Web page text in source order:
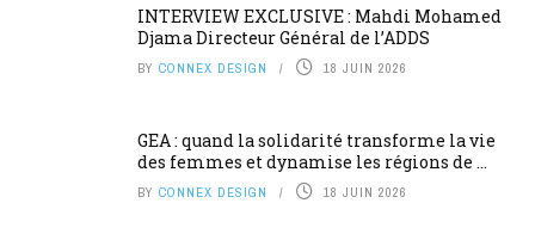
INTERVIEW EXCLUSIVE : Mahdi Mohamed
Djama Directeur Général de l’ADDS
BY CONNEX DESIGN 18 JUIN 2026
GEA : quand la solidarité transforme la vie
des femmes et dynamise les régions de ...
BY CONNEX DESIGN 18 JUIN 2026